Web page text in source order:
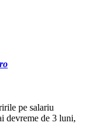
pe salariu
devreme de 3 luni,